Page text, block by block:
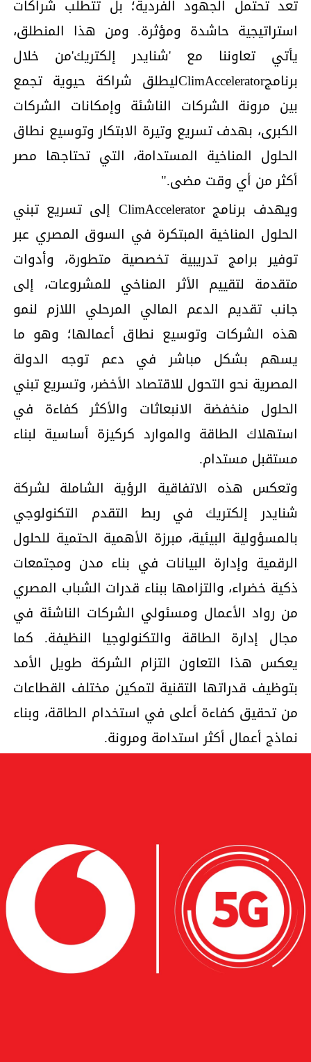
تعد تحتمل الجهود الفردية؛ بل تتطلب شراكات
استراتيجية حاشدة ومؤثرة. ومن هذا المنطلق،
يأتي تعاوننا مع 'شنايدر إلكتريك'من خلال
برنامجClimAcceleratorليطلق شراكة حيوية تجمع
بين مرونة الشركات الناشئة وإمكانات الشركات
الكبرى، بهدف تسريع وتيرة الابتكار وتوسيع نطاق
الحلول المناخية المستدامة، التي تحتاجها مصر
أكثر من أي وقت مضى."
ويهدف برنامج ClimAccelerator إلى تسريع تبني
الحلول المناخية المبتكرة في السوق المصري عبر
توفير برامج تدريبية تخصصية متطورة، وأدوات
متقدمة لتقييم الأثر المناخي للمشروعات، إلى
جانب تقديم الدعم المالي المرحلي اللازم لنمو
هذه الشركات وتوسيع نطاق أعمالها؛ وهو ما
يسهم بشكل مباشر في دعم توجه الدولة
المصرية نحو التحول للاقتصاد الأخضر، وتسريع تبني
الحلول منخفضة الانبعاثات والأكثر كفاءة في
استهلاك الطاقة والموارد كركيزة أساسية لبناء
مستقبل مستدام.
وتعكس هذه الاتفاقية الرؤية الشاملة لشركة
شنايدر إلكتريك في ربط التقدم التكنولوجي
بالمسؤولية البيئية، مبرزة الأهمية الحتمية للحلول
الرقمية وإدارة البيانات في بناء مدن ومجتمعات
ذكية خضراء، والتزامها ببناء قدرات الشباب المصري
من رواد الأعمال ومسئولي الشركات الناشئة في
مجال إدارة الطاقة والتكنولوجيا النظيفة. كما
يعكس هذا التعاون التزام الشركة طويل الأمد
بتوظيف قدراتها التقنية لتمكين مختلف القطاعات
من تحقيق كفاءة أعلى في استخدام الطاقة، وبناء
نماذج أعمال أكثر استدامة ومرونة.